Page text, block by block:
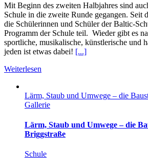
Mit Beginn des zweiten Halbjahres sind
Schule in die zweite Runde gegangen. Seit
die Schülerinnen und Schüler der Baltic-
Programm der Schule teil. Wieder gibt es
sportliche, musikalische, künstlerische und
jeden ist etwas dabei! [...]
Weiterlesen
Lärm, Staub und Umwege – die
Gallerie
Lärm, Staub und Umwege – die
Briggstraße
Schule